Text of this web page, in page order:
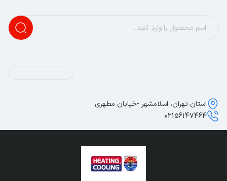
استان تهران، اسلامشهر -خیابان مطهری
02156147464